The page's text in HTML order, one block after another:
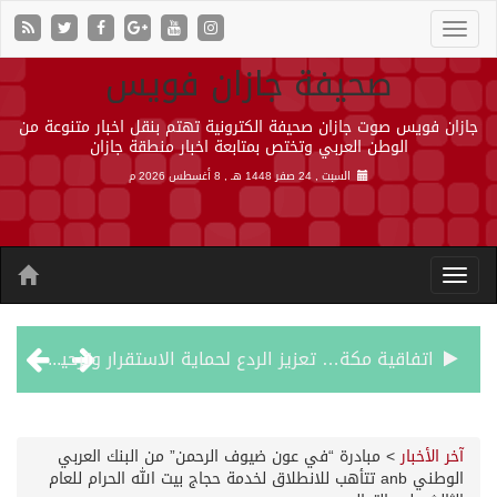
صحيفة جازان فويس
جازان فويس صوت جازان صحيفة الكترونية تهتم بنقل اخبار متنوعة من
الوطن العربي وتختص بمتابعة اخبار منطقة جازان
السبت , 24 صفر 1448 هـ , 8 أغسطس 2026 م
اتفاقية مكة… تعزيز الردع لحماية الاستقرار وترحيب اقليمي ودولي بها
آخر الأخبار> مبادرة “في عون ضيوف الرحمن” من البنك العربي
الوطني anb تتأهب للانطلاق لخدمة حجاج بيت الله الحرام للعام